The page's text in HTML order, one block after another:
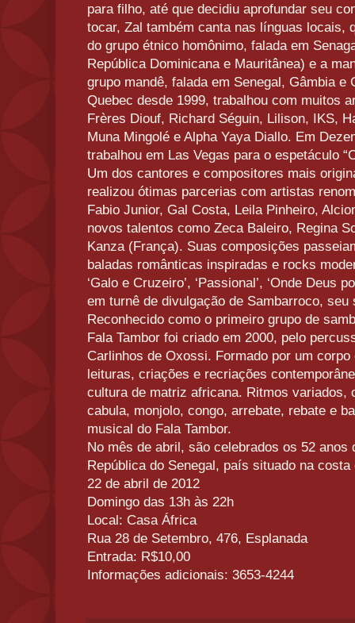
para filho, até que decidiu aprofundar seu
tocar, Zal também canta nas línguas locais,
do grupo étnico homônimo, falada em
República Dominicana e Mauritânea) e a
grupo mandê, falada em Senegal, Gâmbia e
Quebec desde 1999, trabalhou com muitos
Frères Diouf, Richard Séguin, Lilison, IKS,
Muna Mingolé e Alpha Yaya Diallo. Em
trabalhou em Las Vegas para o espetáculo
Um dos cantores e compositores mais
realizou ótimas parcerias com artistas
Fabio Junior, Gal Costa, Leila Pinheiro,
novos talentos como Zeca Baleiro, Regina
Kanza (França). Suas composições
baladas românticas inspiradas e rocks
‘Galo e Cruzeiro’, ‘Passional’, ‘Onde Deus
em turnê de divulgação de Sambarroco, seu
Reconhecido como o primeiro grupo de
Fala Tambor foi criado em 2000, pelo
Carlinhos de Oxossi. Formado por um
leituras, criações e recriações
cultura de matriz africana. Ritmos variados,
cabula, monjolo, congo, arrebate, rebate e
musical do Fala Tambor.
No mês de abril, são celebrados os 52 anos
República do Senegal, país situado na
22 de abril de 2012
Domingo das 13h às 22h
Local: Casa África
Rua 28 de Setembro, 476, Esplanada
Entrada: R$10,00
Informações adicionais: 3653-4244